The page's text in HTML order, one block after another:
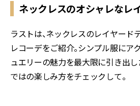
ネックレスのオシャレなレ
ラストは、ネックレスのレイヤード
レコーデをご紹介。シンプル服にア
ュエリーの魅力を最大限に引き出
ではの楽しみ方をチェックして。